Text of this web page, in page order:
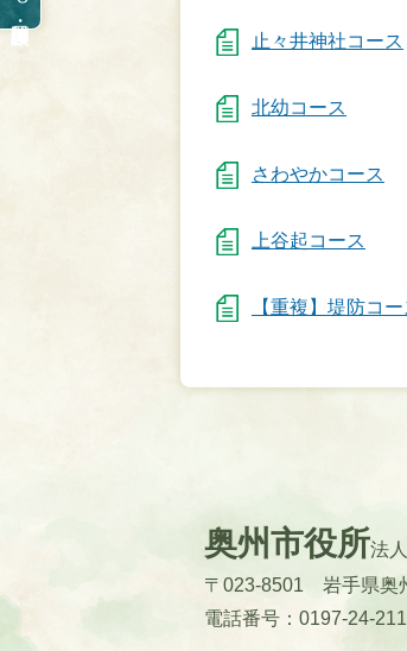
止々井神社コース
北幼コース
さわやかコース
上谷起コース
【重複】堤防コー
奥州市役所法
〒023-8501 岩手県奥
電話番号：0197-24-